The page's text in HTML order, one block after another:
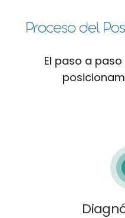
Proceso del
El paso a